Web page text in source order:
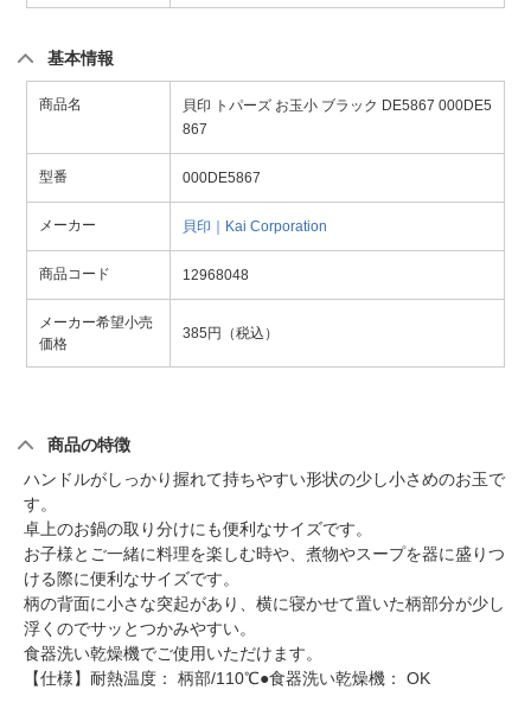
基本情報
商品名
貝印 トパーズ お玉小 ブラック DE5867 000DE5
867
型番 000DE5867
メーカー 貝印｜Kai Corporation
商品コード 12968048
メーカー希望小売
価格
385円（税込）
商品の特徴
ハンドルがしっかり握れて持ちやすい形状の少し小さめのお玉で
す。
卓上のお鍋の取り分けにも便利なサイズです。
お子様とご一緒に料理を楽しむ時や、煮物やスープを器に盛りつ
ける際に便利なサイズです。
柄の背面に小さな突起があり、横に寝かせて置いた柄部分が少し
浮くのでサッとつかみやすい。
食器洗い乾燥機でご使用いただけます。
【仕様】耐熱温度： 柄部/110℃●食器洗い乾燥機： OK